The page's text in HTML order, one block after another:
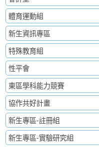
體育運動組
新生資訊專區
特殊教育組
性平會
東區學科能力競賽
協作共好計畫
新生專區-註冊組
新生專區-實驗研究組